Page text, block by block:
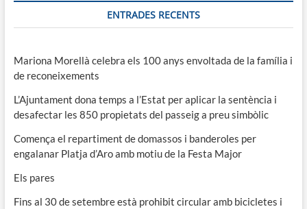
ENTRADES RECENTS
Mariona Morellà celebra els 100 anys envoltada de la família i
de reconeixements
L’Ajuntament dona temps a l’Estat per aplicar la sentència i
desafectar les 850 propietats del passeig a preu simbòlic
Comença el repartiment de domassos i banderoles per
engalanar Platja d’Aro amb motiu de la Festa Major
Els pares
Fins al 30 de setembre està prohibit circular amb bicicletes i